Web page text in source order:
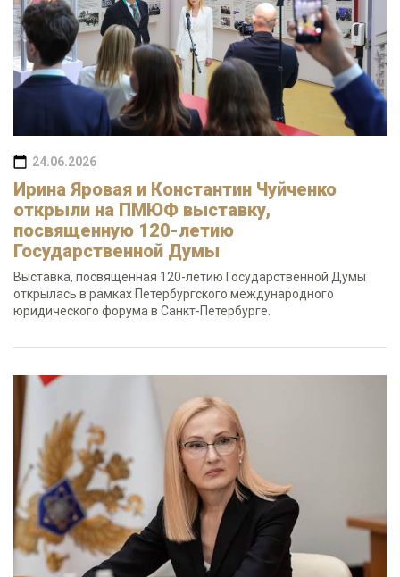
24.06.2026
Ирина Яровая и Константин Чуйченко
открыли на ПМЮФ выставку,
посвященную 120-летию
Государственной Думы
Выставка, посвященная 120-летию Государственной Думы
открылась в рамках Петербургского международного
юридического форума в Санкт-Петербурге.